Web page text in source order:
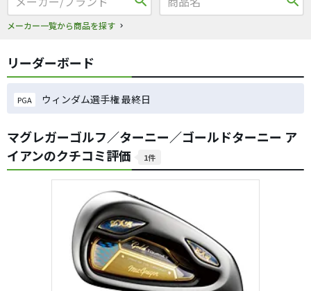
メーカー一覧から商品を探す
リーダーボード
PGA ウィンダム選手権 最終日
マグレガーゴルフ／ターニー／ゴールドターニー ア
イアンのクチコミ評価
1件